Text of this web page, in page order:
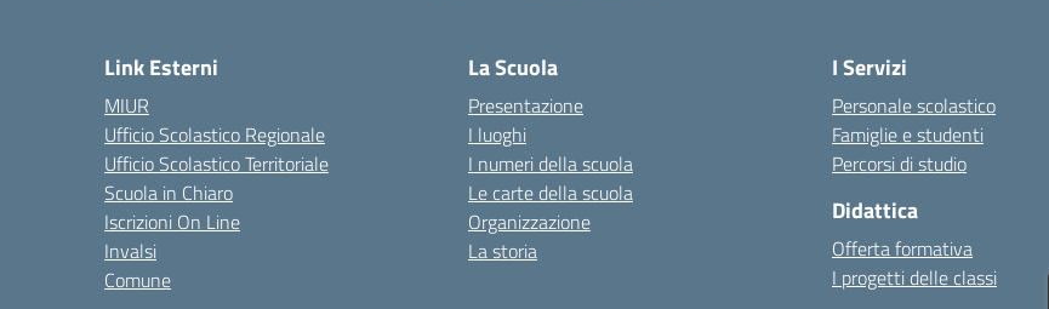
Link Esterni
MIUR
Ufficio Scolastico Regionale
Ufficio Scolastico Territoriale
Scuola in Chiaro
Iscrizioni On Line
Invalsi
Comune
La Scuola
Presentazione
I luoghi
I numeri della scuola
Le carte della scuola
Organizzazione
La storia
I Servizi
Personale scolastico
Famiglie e studenti
Percorsi di studio
Didattica
Offerta formativa
I progetti delle classi